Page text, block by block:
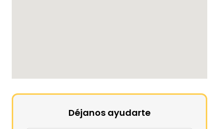
Déjanos ayudarte